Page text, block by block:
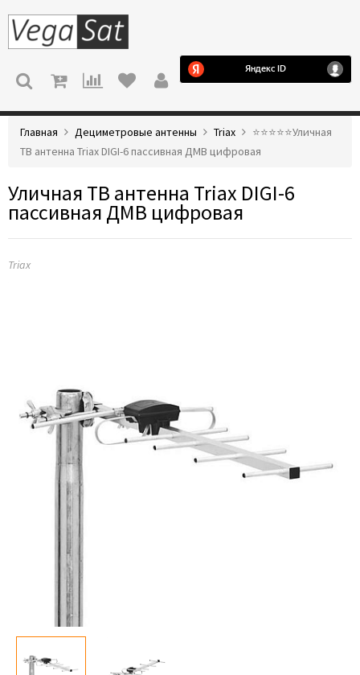
МЕНЮ
Главная Дециметровые антенны Triax
⭐️⭐️⭐️⭐️⭐️Уличная
ТВ антенна Triax DIGI-6 пассивная ДМВ цифровая
Уличная ТВ антенна Triax DIGI-6
пассивная ДМВ цифровая
Triax